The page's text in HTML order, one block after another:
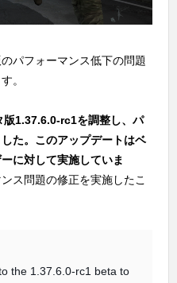
パフォーマンス低下の問題
。
版1.37.6.0-rc1を調整し、パ
た。このアップデートはベ
に対して実施していま
ス問題の修正を実施したこ
the 1.37.6.0-rc1 beta to